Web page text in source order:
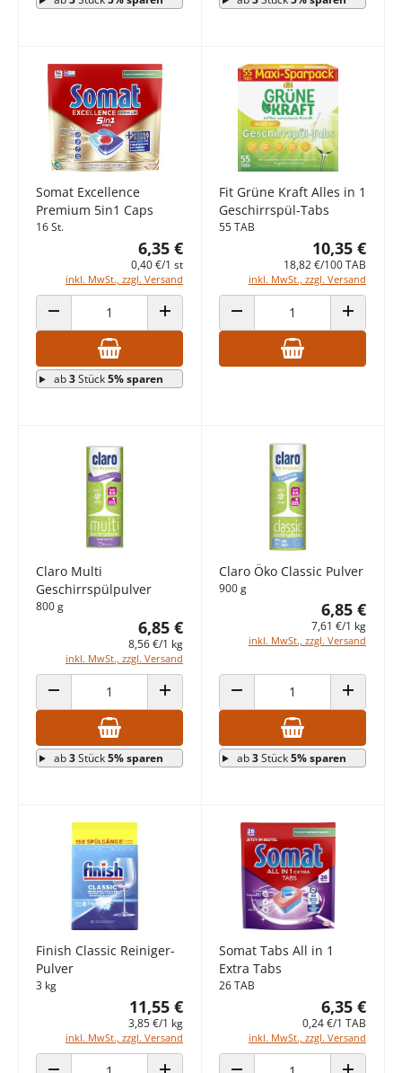
Somat Excellence
Premium 5in1 Caps
16 St.
6,35 €
0,40 €/1 st
inkl. MwSt., zzgl. Versand
ANZAHL VERRINGERN ANZAHL ERHÖHEN
ab3Stück5% sparen
Fit Grüne Kraft Alles in 1
Geschirrspül-Tabs
55 TAB
10,35 €
18,82 €/100 TAB
inkl. MwSt., zzgl. Versand
ANZAHL VERRINGERN ANZAHL
Claro Multi
Geschirrspülpulver
800 g
6,85 €
8,56 €/1 kg
inkl. MwSt., zzgl. Versand
ANZAHL VERRINGERN ANZAHL ERHÖHEN
ab3Stück5% sparen
Claro Öko Classic Pulver
900 g
6,85 €
7,61 €/1 kg
inkl. MwSt., zzgl. Versand
ANZAHL VERRINGERN ANZAHL
ab3Stück5% sparen
Finish Classic Reiniger-
Pulver
3 kg
11,55 €
3,85 €/1 kg
inkl. MwSt., zzgl. Versand
Somat Tabs All in 1
Extra Tabs
26 TAB
6,35 €
0,24 €/1 TAB
inkl. MwSt., zzgl. Versand